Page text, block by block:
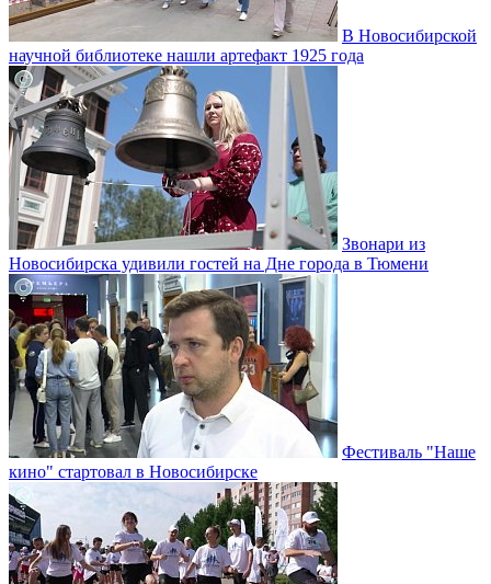
В Новосибирской
научной библиотеке нашли артефакт 1925 года
Звонари из
Новосибирска удивили гостей на Дне города в Тюмени
Фестиваль "Наше
кино" стартовал в Новосибирске